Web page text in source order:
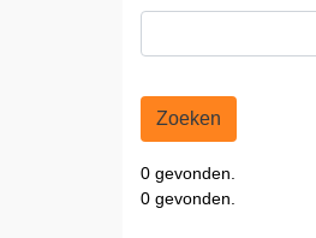
Zoeken
0 gevonden.
0 gevonden.